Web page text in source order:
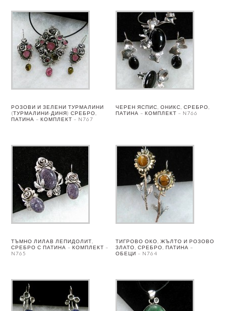
РОЗОВИ И ЗЕЛЕНИ ТУРМАЛИНИ
(ТУРМАЛИНИ-ДИНЯ) СРЕБРО,
ПАТИНА – КОМПЛЕКТ – N767
ЧЕРЕН ЯСПИС, ОНИКС, СРЕБРО,
ПАТИНА – КОМПЛЕКТ – N766
ТЪМНО ЛИЛАВ ЛЕПИДОЛИТ,
СРЕБРО С ПАТИНА – КОМПЛЕКТ –
N765
ТИГРОВО ОКО, ЖЪЛТО И РОЗОВО
ЗЛАТО, СРЕБРО, ПАТИНА –
ОБЕЦИ – N764